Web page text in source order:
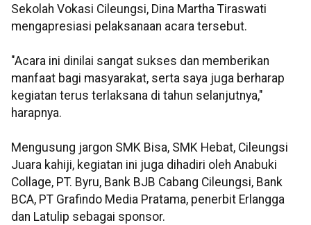
Sekolah Vokasi Cileungsi, Dina Martha Tiraswati
mengapresiasi pelaksanaan acara tersebut.
"Acara ini dinilai sangat sukses dan memberikan
manfaat bagi masyarakat, serta saya juga berharap
kegiatan terus terlaksana di tahun selanjutnya,"
harapnya.
Mengusung jargon SMK Bisa, SMK Hebat, Cileungsi
Juara kahiji, kegiatan ini juga dihadiri oleh Anabuki
Collage, PT. Byru, Bank BJB Cabang Cileungsi, Bank
BCA, PT Grafindo Media Pratama, penerbit Erlangga
dan Latulip sebagai sponsor.